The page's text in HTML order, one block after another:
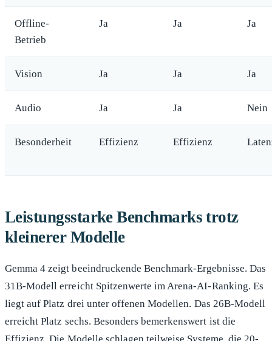
Offline-
Betrieb
Ja Ja Ja
Vision Ja Ja Ja
Audio Ja Ja Nein
Besonderheit Effizienz Effizienz
Leistungsstarke Benchmarks trotz
kleinerer Modelle
Gemma 4 zeigt beeindruckende Benchmark-Ergebnisse. Das
31B-Modell erreicht Spitzenwerte im Arena-AI-Ranking. Es
liegt auf Platz drei unter offenen Modellen. Das 26B-Modell
erreicht Platz sechs. Besonders bemerkenswert ist die
Effizienz. Die Modelle schlagen teilweise Systeme, die 20-